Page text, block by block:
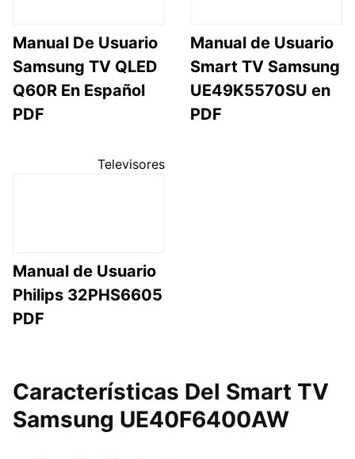
Manual De Usuario
Samsung TV QLED
Q60R En Español
PDF
Manual de Usuario
Smart TV Samsung
UE49K5570SU en
PDF
Televisores
Manual de Usuario
Philips 32PHS6605
PDF
Características Del Smart TV
Samsung UE40F6400AW